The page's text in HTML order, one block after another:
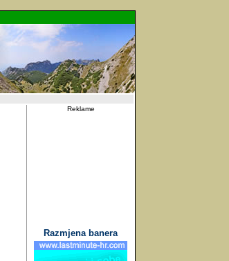
Reklame
Razmjena banera